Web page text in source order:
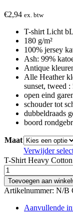
€2,94 ex. btw
T-shirt Licht
180 g/m²
100% jersey
Ash: 99%
Antique
Alle Heather
sunset, tweed
open eind
schouder tot
dubbeldraads
boord
Maat
Verwijder
T-Shirt Heavy
Toevoegen aan
Artikelnummer: N/B
Aanvullende